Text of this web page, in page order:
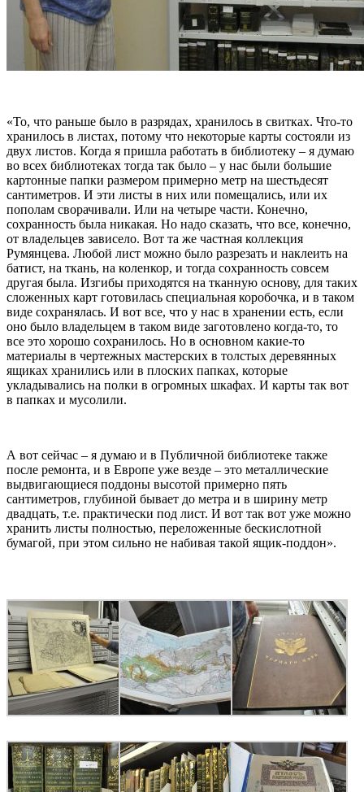
«То, что раньше было в разрядах, хранилось в свитках. Что-то
хранилось в листах, потому что некоторые карты состояли из
двух листов. Когда я пришла работать в библиотеку – я думаю
во всех библиотеках тогда так было – у нас были большие
картонные папки размером примерно метр на шестьдесят
сантиметров. И эти листы в них или помещались, или их
пополам сворачивали. Или на четыре части. Конечно,
сохранность была никакая. Но надо сказать, что все, конечно,
от владельцев зависело. Вот та же частная коллекция
Румянцева. Любой лист можно было разрезать и наклеить на
батист, на ткань, на коленкор, и тогда сохранность совсем
другая была. Изгибы приходятся на тканную основу, для таких
сложенных карт готовилась специальная коробочка, и в таком
виде сохранялась. И вот все, что у нас в хранении есть, если
оно было владельцем в таком виде заготовлено когда-то, то
все это хорошо сохранилось. Но в основном какие-то
материалы в чертежных мастерских в толстых деревянных
ящиках хранились или в плоских папках, которые
укладывались на полки в огромных шкафах. И карты так вот
в папках и мусолили.
А вот сейчас – я думаю и в Публичной библиотеке также
после ремонта, и в Европе уже везде – это металлические
выдвигающиеся поддоны высотой примерно пять
сантиметров, глубиной бывает до метра и в ширину метр
двадцать, т.е. практически под лист. И вот так вот уже можно
хранить листы полностью, переложенные бескислотной
бумагой, при этом сильно не набивая такой ящик-поддон».